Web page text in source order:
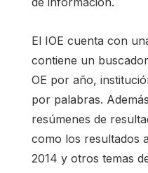
El IOE cuenta con
contiene un
OE por año,
por palabras.
resúmenes de
como los resultados
2014 y otros temas